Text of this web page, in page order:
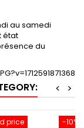
au samedi
état
du
>
<
-10%
price